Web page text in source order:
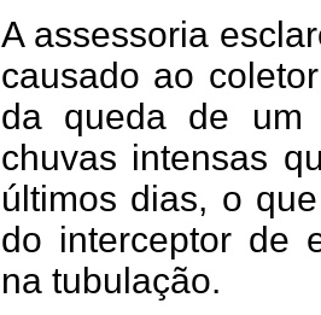
A assessoria
causado ao
da queda de um
chuvas intensas
últimos dias, o
do interceptor de
na tubulação.